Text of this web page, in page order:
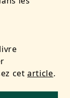
cetarticle.